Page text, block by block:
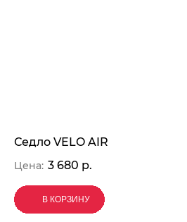
Седло VELO AIR
Цена: 3 680 р.
В КОРЗИНУ
В КОРЗИНУ
В КОРЗИНУ